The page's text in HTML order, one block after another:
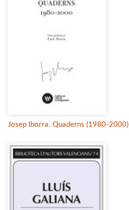
Josep Iborra. Quaderns (1980-2000)